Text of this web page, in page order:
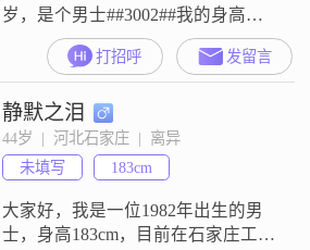
岁，是个男士##3002##我的身高是
173cm##3002##目前我的月收入在
5001到8000元这个范围，工作地点
在石家庄##3002##我的学历是中专
##3002##我这个人性格比较稳重可
靠，平时也很有耐心，待人包容
##3002##大家都说我成熟稳重，而
且随和易相处##3002
打招呼 发留言
静默之泪
44岁  |  河北石家庄  |  离异
未填写
183cm
大家好，我是一位1982年出生的男
士，身高183cm，目前在石家庄工作